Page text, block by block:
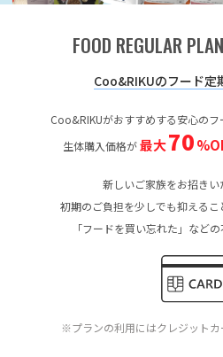
FOOD REGULAR PLAN
Coo&RIKUのフード定
Coo&RIKUがおすすめする安心の
生体購入価格が最大70
新しいご家族をお招きい
初期のご負担を少しでも抑えるこ
「フードを買い忘れた」など
※プランの利用にはクレジットカ